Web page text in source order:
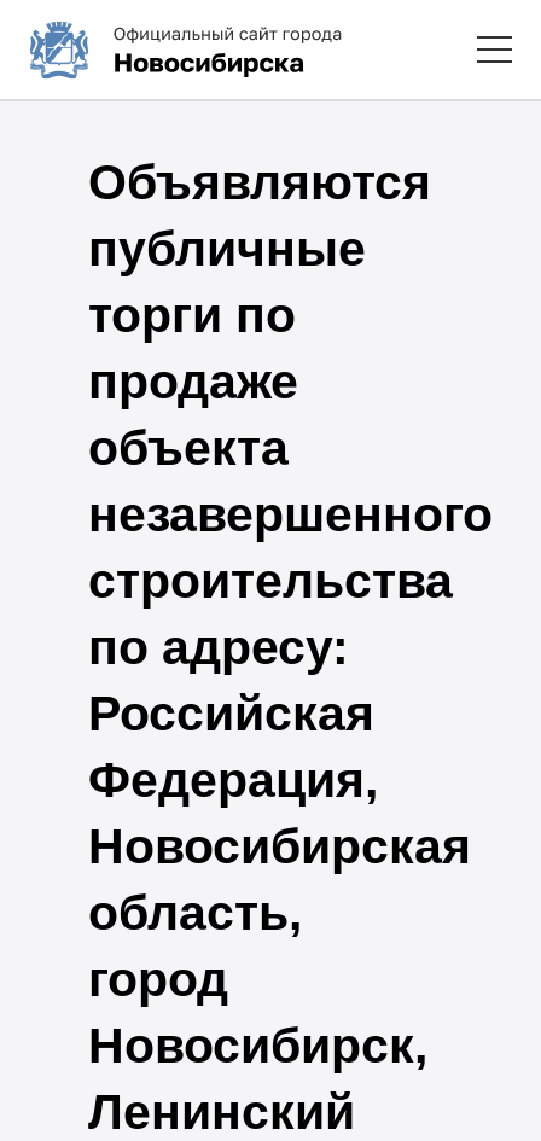
Объявляются
публичные
торги по
продаже
объекта
незавершенного
строительства
по адресу:
Российская
Федерация,
Новосибирская
область,
город
Новосибирск,
Ленинский